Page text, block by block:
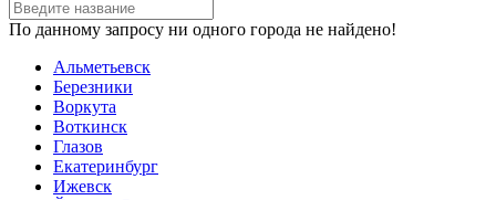
По данному запросу ни одного города не найдено!
Альметьевск
Березники
Воркута
Воткинск
Глазов
Екатеринбург
Ижевск